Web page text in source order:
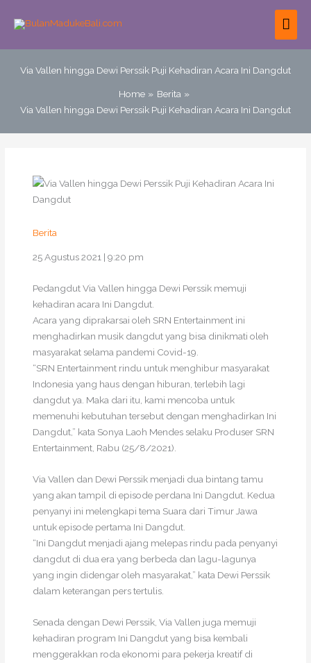
Via Vallen hingga Dewi Perssik Puji Kehadiran Acara Ini Dangdut
Home
Berita
Via Vallen hingga Dewi Perssik Puji Kehadiran Acara Ini Dangdut
Berita
25 Agustus 2021 | 9:20 pm
Pedangdut Via Vallen hingga Dewi Perssik memuji
kehadiran acara Ini Dangdut.
Acara yang diprakarsai oleh SRN Entertainment ini
menghadirkan musik dangdut yang bisa dinikmati oleh
masyarakat selama pandemi Covid-19.
“SRN Entertainment rindu untuk menghibur masyarakat
Indonesia yang haus dengan hiburan, terlebih lagi
dangdut ya. Maka dari itu, kami mencoba untuk
memenuhi kebutuhan tersebut dengan menghadirkan Ini
Dangdut,” kata Sonya Laoh Mendes selaku Produser SRN
Entertainment, Rabu (25/8/2021).
Via Vallen dan Dewi Perssik menjadi dua bintang tamu
yang akan tampil di episode perdana Ini Dangdut. Kedua
penyanyi ini melengkapi tema Suara dari Timur Jawa
untuk episode pertama Ini Dangdut.
“Ini Dangdut menjadi ajang melepas rindu pada penyanyi
dangdut di dua era yang berbeda dan lagu-lagunya
yang ingin didengar oleh masyarakat,” kata Dewi Perssik
dalam keterangan pers tertulis.
Senada dengan Dewi Perssik, Via Vallen juga memuji
kehadiran program Ini Dangdut yang bisa kembali
menggerakkan roda ekonomi para pekerja kreatif di